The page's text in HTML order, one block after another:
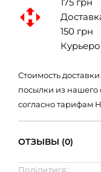
175 грн
150 грн
Стоимость
посылки из нашего
согласно тарифам
ОТЗЫВЫ (0)
Поділитися: